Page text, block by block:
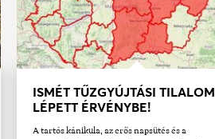
ISMÉT TŰZGYÚJTÁSI TILALOM
LÉPETT ÉRVÉNYBE!
A tartós kánikula, az erős napsütés és a